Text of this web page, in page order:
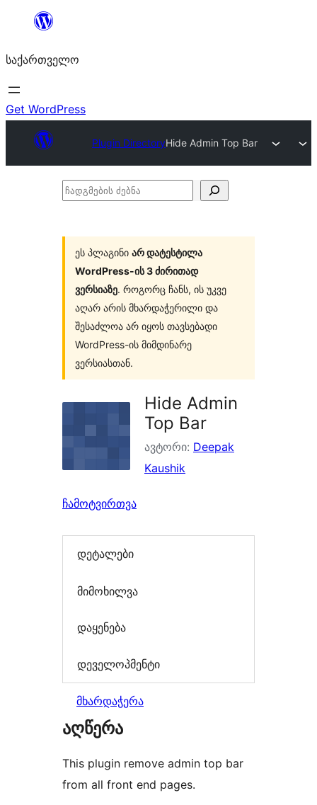
შიგთავსზე
საქართველო
Get WordPress
Plugin DirectoryHide Admin Top Bar
ჩადგმების
ეს პლაგინი არ დატესტილა
WordPress-ის 3 ძირითად
ვერსიაზე. როგორც ჩანს, ის უკვე
აღარ არის მხარდაჭერილი და
შესაძლოა არ იყოს თავსებადი
WordPress-ის მიმდინარე
ვერსიასთან.
Hide Admin
Top Bar
ავტორი: Deepak
Kaushik
ჩამოტვირთვა
დეტალები
მიმოხილვა
დაყენება
დეველოპმენტი
მხარდაჭერა
აღწერა
This plugin remove admin top bar
from all front end pages.